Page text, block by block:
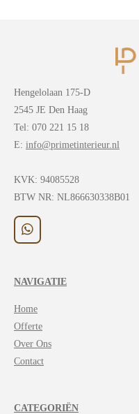
Hengelolaan 175-D
2545 JE Den Haag
Tel: 070 221 15 18
E: info@primetinterieur.nl
KVK: 94085528
BTW NR: NL866630338B01
W
h
s
p
p
NAVIGATIE
Home
Offerte
Over Ons
Contact
CATEGORIËN